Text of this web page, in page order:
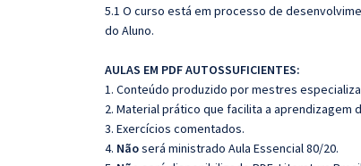
5.1 O curso está em processo de
do Aluno.
AULAS EM PDF AUTOSSUFICIENTES:
1. Conteúdo produzido por mestres
2. Material prático que facilita a aprendizagem
3. Exercícios comentados.
4. Nãoserá ministrado Aula Essencial 80/20.